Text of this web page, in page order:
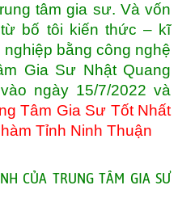
tâm gia sư. Và vốn
bố tôi kiến thức – kĩ
bằng công nghệ
Gia Sư Nhật Quang
ngày 15/7/2022 và
Tâm Gia Sư Tốt Nhất
Tỉnh Ninh Thuận
CỦA TRUNG TÂM GIA SƯ